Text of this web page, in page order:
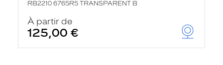
RB2210 6765R5 TRANSPARENT B
À partir de
125,00 €